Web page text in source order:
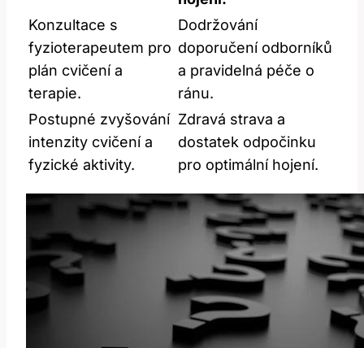
Konzultace s
fyzioterapeutem pro
plán cvičení a
terapie.
Dodržování
doporučení odborníků
a ⁣pravidelná péče o
ránu.
Postupné zvyšování
intenzity cvičení a
fyzické aktivity.
Zdravá strava a
dostatek odpočinku
pro optimální hojení.